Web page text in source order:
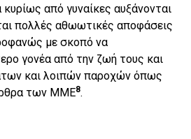
κυρίως από γυναίκες αυξάνονται
πολλές αθωωτικές αποφάσεις
με σκοπό να
γονέα από την ζωή τους και
και λοιπών παροχών όπως
των ΜΜΕ8.